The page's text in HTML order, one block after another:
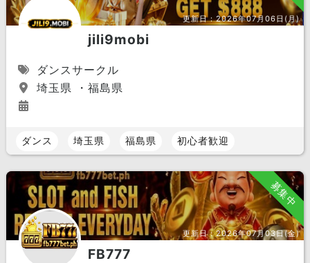
更新日：2026年07月06日(月)
jili9mobi
ダンスサークル
埼玉県 ・福島県
ダンス 埼玉県 福島県 初心者歓迎
募集中
更新日：2026年07月03日(金)
FB777